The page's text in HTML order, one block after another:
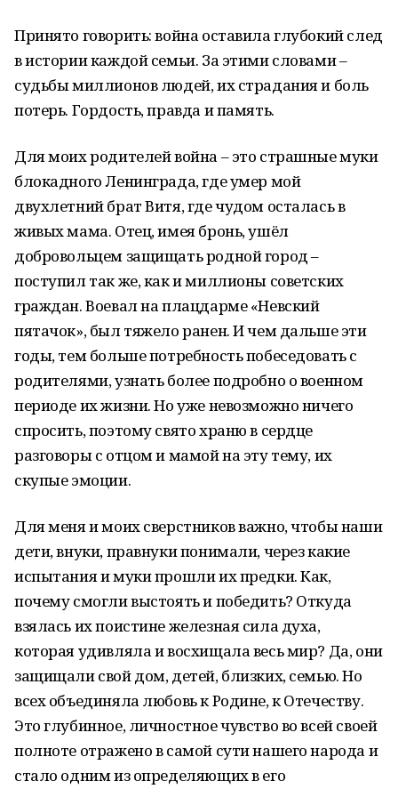
Принято говорить: война оставила глубокий след
в истории каждой семьи. За этими словами –
судьбы миллионов людей, их страдания и боль
потерь. Гордость, правда и память.
Для моих родителей война – это страшные муки
блокадного Ленинграда, где умер мой
двухлетний брат Витя, где чудом осталась в
живых мама. Отец, имея бронь, ушёл
добровольцем защищать родной город –
поступил так же, как и миллионы советских
граждан. Воевал на плацдарме «Невский
пятачок», был тяжело ранен. И чем дальше эти
годы, тем больше потребность побеседовать с
родителями, узнать более подробно о военном
периоде их жизни. Но уже невозможно ничего
спросить, поэтому свято храню в сердце
разговоры с отцом и мамой на эту тему, их
скупые эмоции.
Для меня и моих сверстников важно, чтобы наши
дети, внуки, правнуки понимали, через какие
испытания и муки прошли их предки. Как,
почему смогли выстоять и победить? Откуда
взялась их поистине железная сила духа,
которая удивляла и восхищала весь мир? Да, они
защищали свой дом, детей, близких, семью. Но
всех объединяла любовь к Родине, к Отечеству.
Это глубинное, личностное чувство во всей своей
полноте отражено в самой сути нашего народа и
стало одним из определяющих в его